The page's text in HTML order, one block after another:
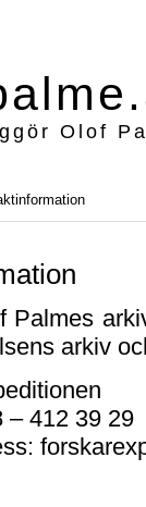
Olof
Palmes
arkiv
– 412 39 29